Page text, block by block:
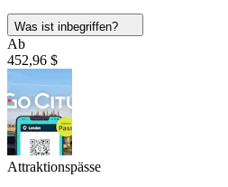
Was ist inbegriffen?
Ab
452,96 $
Attraktionspässe